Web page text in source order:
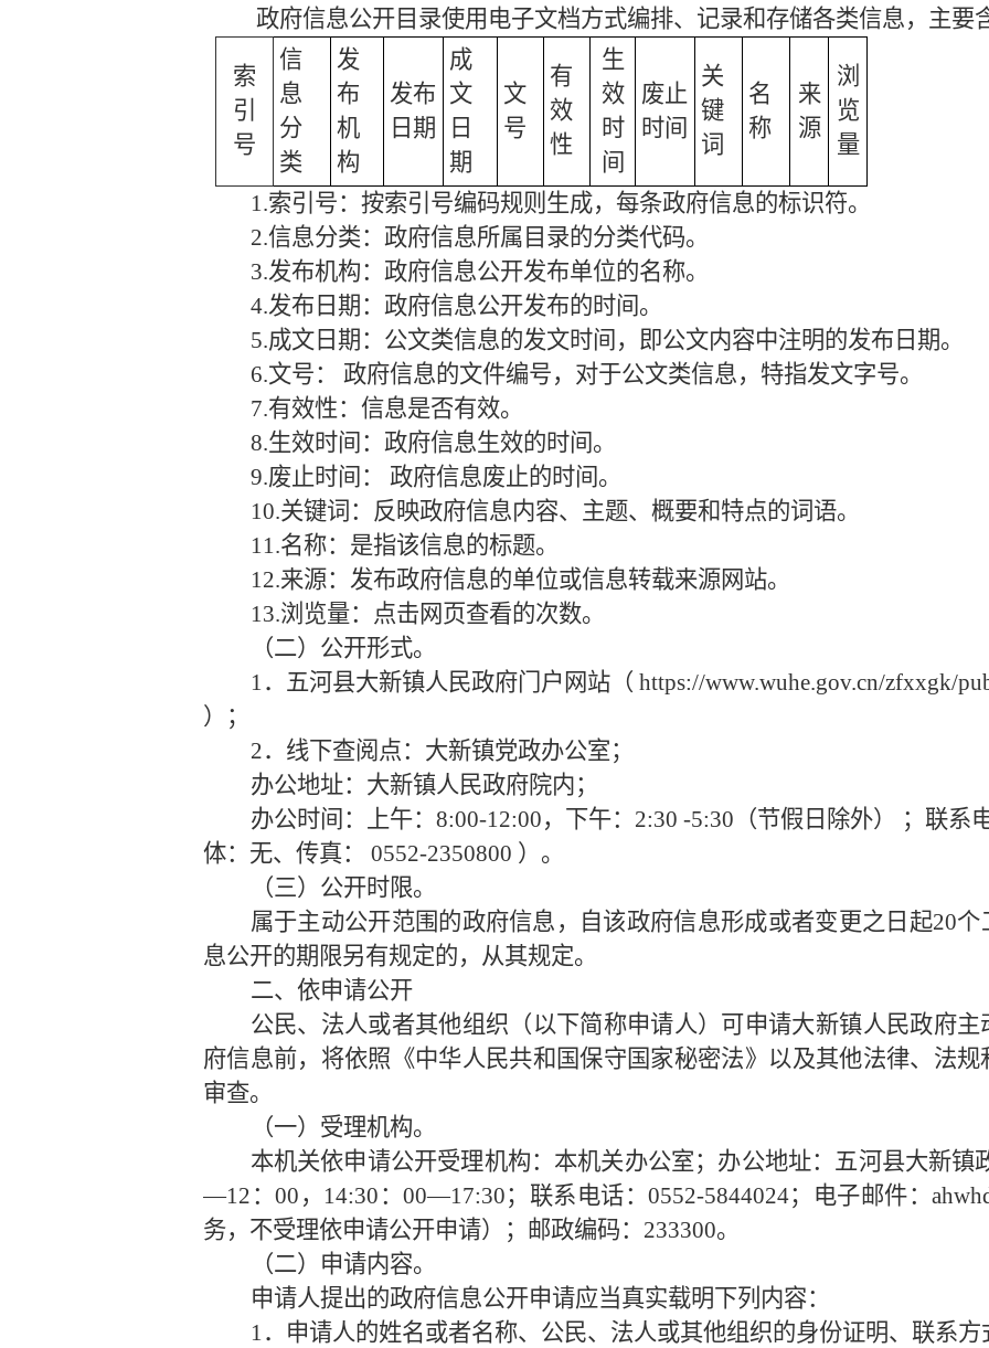
政府信息公开目录使用电子文档方式编排、记录和存储各类信息，主要
索
引
号
信
息
分
类
发
布
机
构
发布
日期
成
文
日
期
文
号
有
效
性
生
效
时
间
废止
时间
关
键
词
名
称
来
源
浏
览
量
1.索引号：按索引号编码规则生成，每条政府信息的标识符。
2.信息分类：政府信息所属目录的分类代码。
3.发布机构：政府信息公开发布单位的名称。
4.发布日期：政府信息公开发布的时间。
5.成文日期：公文类信息的发文时间，即公文内容中注明的发布日期。
6.文号： 政府信息的文件编号，对于公文类信息，特指发文字号。
7.有效性：信息是否有效。
8.生效时间：政府信息生效的时间。
9.废止时间： 政府信息废止的时间。
10.关键词：反映政府信息内容、主题、概要和特点的词语。
11.名称：是指该信息的标题。
12.来源：发布政府信息的单位或信息转载来源网站。
13.浏览量：点击网页查看的次数。
（二）公开形式。
1．五河县大新镇人民政府门户网站（ https://www.wuhe.gov.cn/zfxxgk/
）；
2．线下查阅点： 大新镇党政办公室；
办公地址：大新镇人民政府院内；
办公时间：上午： 8:00-12:00，下午：2:30 -5:30（节假日除外） ；联系
体：无、传真： 0552-2350800 ）。
（三）公开时限。
属于主动公开范围的政府信息，自该政府信息形成或者变更之日起20个
息公开的期限另有规定的，从其规定。
二、依申请公开
公民、法人或者其他组织（以下简称申请人）可申请大新镇人民政府
府信息前，将依照《中华人民共和国保守国家秘密法》以及其他法律、法
审查。
（一）受理机构。
本机关依申请公开受理机构：本机关办公室；办公地址：五河县大新镇
—12：00，14:30：00—17:30；联系电话：0552-5844024；电子邮件：
务，不受理依申请公开申请）；邮政编码：233300。
（二）申请内容。
申请人提出的政府信息公开申请应当真实载明下列内容：
1．申请人的姓名或者名称、公民、法人或其他组织的身份证明、联系方